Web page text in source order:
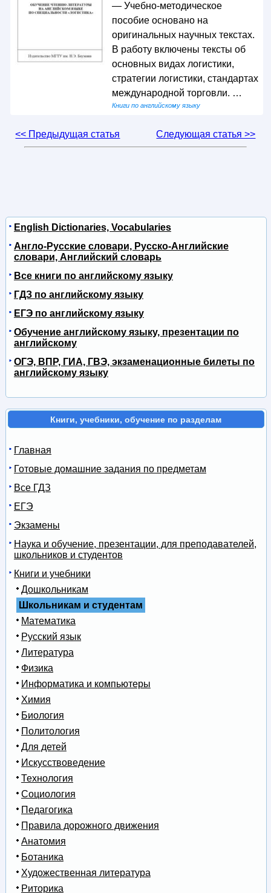
— Учебно-методическое
пособие основано на
оригинальных научных текстах.
В работу включены тексты об
основных видах логистики,
стратегии логистики, стандартах
международной торговли. …
Книги по английскому языку
<< Предыдущая статья Следующая статья >>
English Dictionaries, Vocabularies
Англо-Русские словари, Русско-Английские
словари, Английский словарь
Все книги по английскому языку
ГДЗ по английскому языку
ЕГЭ по английскому языку
Обучение английскому языку, презентации по
английскому
ОГЭ, ВПР, ГИА, ГВЭ, экзаменационные билеты по
английскому языку
Книги, учебники, обучение по разделам
Главная
Готовые домашние задания по предметам
Все ГДЗ
ЕГЭ
Экзамены
Наука и обучение, презентации, для преподавателей,
школьников и студентов
Книги и учебники
Дошкольникам
Школьникам и студентам
Математика
Русский язык
Литература
Физика
Информатика и компьютеры
Химия
Биология
Политология
Для детей
Искусствоведение
Технология
Социология
Педагогика
Правила дорожного движения
Анатомия
Ботаника
Художественная литература
Риторика